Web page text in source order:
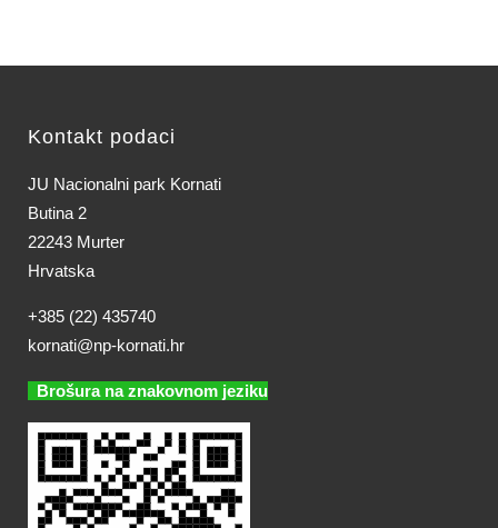
Kontakt podaci
JU Nacionalni park Kornati
Butina 2
22243 Murter
Hrvatska
+385 (22) 435740
kornati@np-kornati.hr
Brošura na znakovnom jeziku